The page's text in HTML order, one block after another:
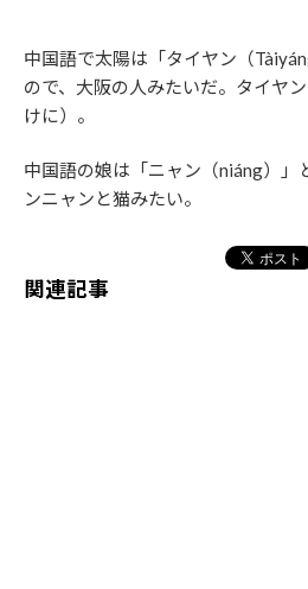
中国語で太陽は「タイヤン（
ので、大阪の人みたいだ。タイヤ
けに）。
中国語の娘は「ニャン（niáng）」
ンニャンと猫みたい。
関連記事